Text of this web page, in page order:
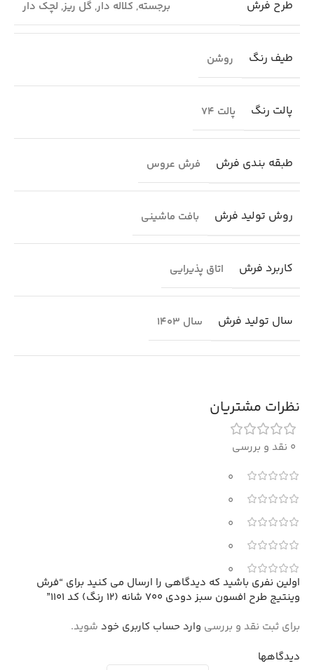
طرح فرش برجسته, کلاله دار, گل ریز, لچک دار
طیف رنگ روشن
پالت رنگ پالت 74
طبقه بندی فرش فرش عروس
روش تولید فرش بافت ماشینی
کاربرد فرش اتاق پذیرایی
سال تولید فرش سال 1403
نظرات مشتریان
0 نقد و بررسی
0
0
0
0
0
دیدگاهها
اولین نفری باشید که دیدگاهی را ارسال می کنید برای “فرش
وینتیج طرح افسون سبز دودی 700 شانه (12 رنگ) کد 1101”
برای ثبت نقد و بررسی وارد حساب کاربری خود شوید.